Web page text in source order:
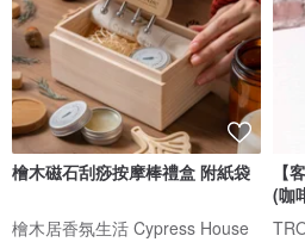
檜木磁石刮痧按摩棒禮盒 附紙袋
檜木居香氛生活 Cypress House
【
(咖